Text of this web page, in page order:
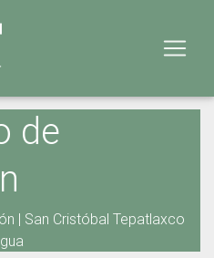
de
| San Cristóbal Tepatlaxco